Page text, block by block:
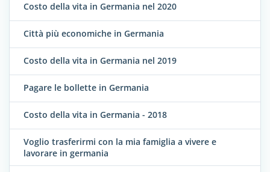
Costo della vita in Germania nel 2020
Città più economiche in Germania
Costo della vita in Germania nel 2019
Pagare le bollette in Germania
Costo della vita in Germania - 2018
Voglio trasferirmi con la mia famiglia a vivere e
lavorare in germania